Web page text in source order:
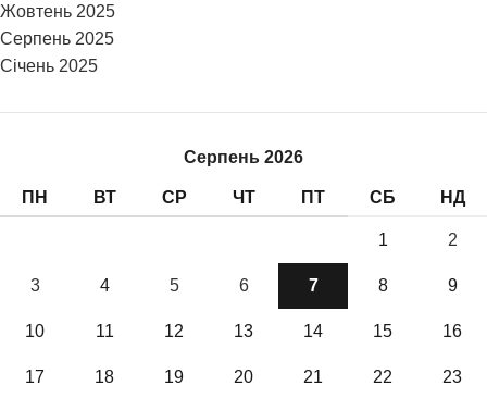
Жовтень 2025
Серпень 2025
Січень 2025
Серпень 2026
ПН ВТ СР ЧТ ПТ СБ НД
1 2
3 4 5 6 7 8 9
10 11 12 13 14 15 16
17 18 19 20 21 22 23